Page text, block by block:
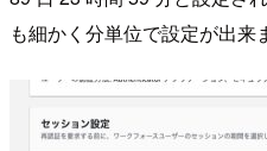
も細かく分単位で設定が出来